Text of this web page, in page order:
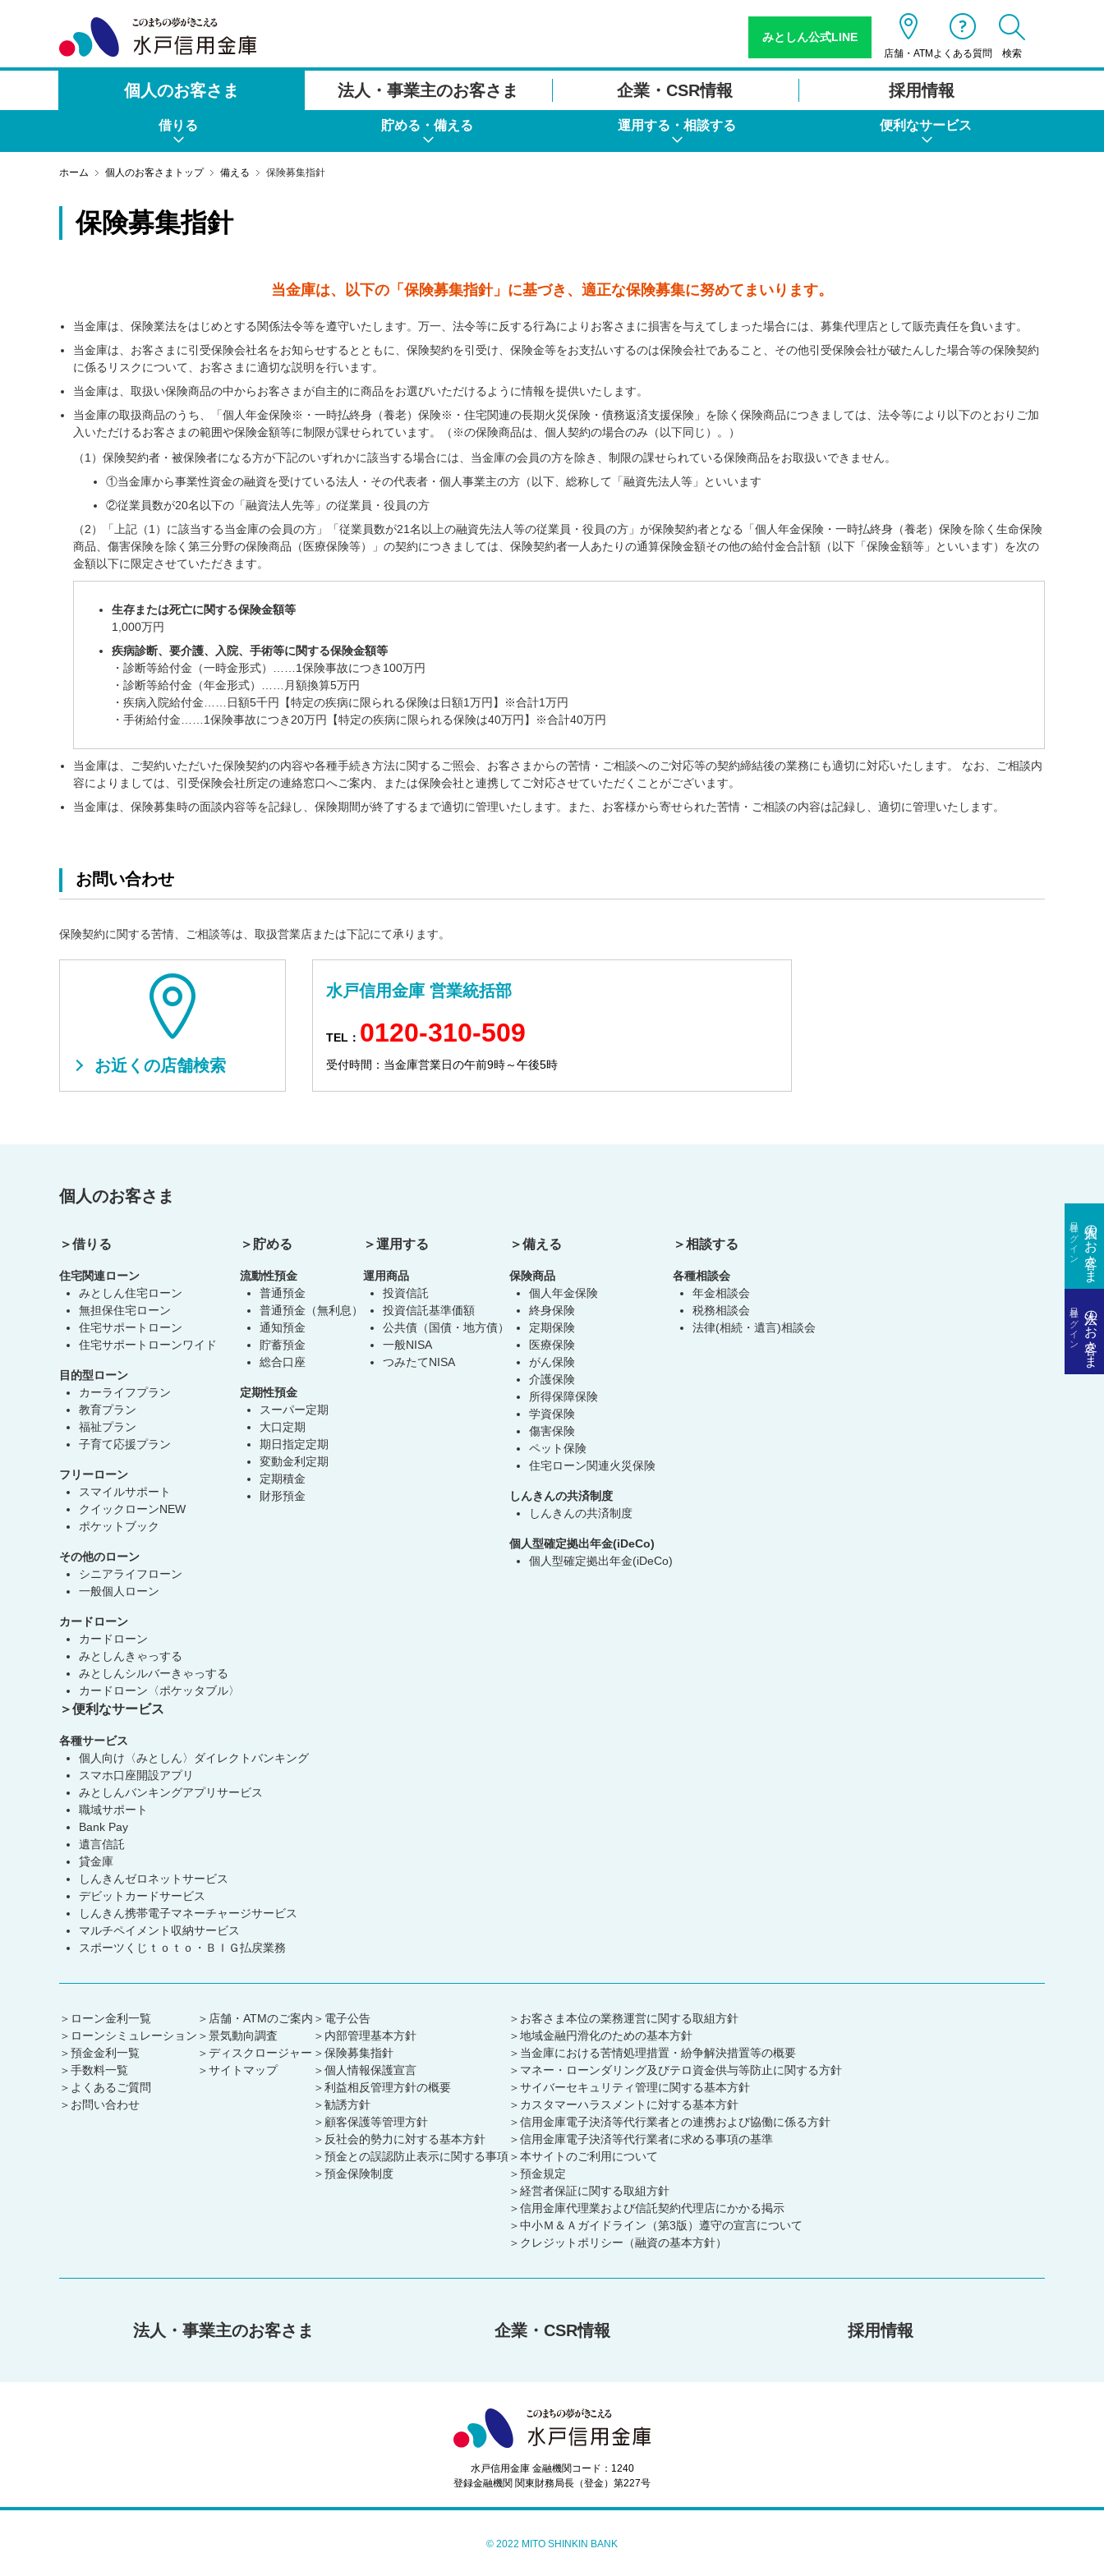
みとしん公式LINE
店舗・ATM よくある質問 検索
個人のお客さま
借りる 貯める・備える 運用する・相談する 便利なサービス
法人・事業主のお客さま 企業・CSR情報 採用情報
ホーム 個人のお客さまトップ 備える 保険募集指針
保険募集指針
当金庫は、以下の「保険募集指針」に基づき、適正な保険募集に努めてまいります。
当金庫は、保険業法をはじめとする関係法令等を遵守いたします。万一、法令等に反する行為によりお客さまに損害を与えてしまった場合には、募集代理店として販売責任を負います。
当金庫は、お客さまに引受保険会社名をお知らせするとともに、保険契約を引受け、保険金等をお支払いするのは保険会社であること、その他引受保険会社が破たんした場合等の保険契約
に係るリスクについて、お客さまに適切な説明を行います。
当金庫は、取扱い保険商品の中からお客さまが自主的に商品をお選びいただけるように情報を提供いたします。
当金庫の取扱商品のうち、「個人年金保険※・一時払終身（養老）保険※・住宅関連の長期火災保険・債務返済支援保険」を除く保険商品につきましては、法令等により以下のとおりご加
入いただけるお客さまの範囲や保険金額等に制限が課せられています。（※の保険商品は、個人契約の場合のみ（以下同じ）。）
（1）保険契約者・被保険者になる方が下記のいずれかに該当する場合には、当金庫の会員の方を除き、制限の課せられている保険商品をお取扱いできません。
①当金庫から事業性資金の融資を受けている法人・その代表者・個人事業主の方（以下、総称して「融資先法人等」といいます
②従業員数が20名以下の「融資法人先等」の従業員・役員の方
（2）「上記（1）に該当する当金庫の会員の方」「従業員数が21名以上の融資先法人等の従業員・役員の方」が保険契約者となる「個人年金保険・一時払終身（養老）保険を除く生命保険
商品、傷害保険を除く第三分野の保険商品（医療保険等）」の契約につきましては、保険契約者一人あたりの通算保険金額その他の給付金合計額（以下「保険金額等」といいます）を次の
金額以下に限定させていただきます。
生存または死亡に関する保険金額等
1,000万円
疾病診断、要介護、入院、手術等に関する保険金額等
・診断等給付金（一時金形式）……1保険事故につき100万円
・診断等給付金（年金形式）……月額換算5万円
・疾病入院給付金……日額5千円【特定の疾病に限られる保険は日額1万円】※合計1万円
・手術給付金……1保険事故につき20万円【特定の疾病に限られる保険は40万円】※合計40万円
当金庫は、ご契約いただいた保険契約の内容や各種手続き方法に関するご照会、お客さまからの苦情・ご相談へのご対応等の契約締結後の業務にも適切に対応いたします。 なお、ご相談内
容によりましては、引受保険会社所定の連絡窓口へご案内、または保険会社と連携してご対応させていただくことがございます。
当金庫は、保険募集時の面談内容等を記録し、保険期間が終了するまで適切に管理いたします。また、お客様から寄せられた苦情・ご相談の内容は記録し、適切に管理いたします。
お問い合わせ
保険契約に関する苦情、ご相談等は、取扱営業店または下記にて承ります。
お近くの店舗検索
水戸信用金庫 営業統括部
TEL： 0120-310-509
受付時間：当金庫営業日の午前9時～午後5時
個人のお客さま
借りる
住宅関連ローン
みとしん住宅ローン
無担保住宅ローン
住宅サポートローン
住宅サポートローンワイド
目的型ローン
カーライフプラン
教育プラン
福祉プラン
子育て応援プラン
フリーローン
スマイルサポート
クイックローンNEW
ポケットブック
その他のローン
シニアライフローン
一般個人ローン
カードローン
カードローン
みとしんきゃっする
みとしんシルバーきゃっする
カードローン〈ポケッタブル〉
貯める
流動性預金
普通預金
普通預金（無利息）
通知預金
貯蓄預金
総合口座
定期性預金
スーパー定期
大口定期
期日指定定期
変動金利定期
定期積金
財形預金
運用する
運用商品
投資信託
投資信託基準価額
公共債（国債・地方債）
一般NISA
つみたてNISA
備える
保険商品
個人年金保険
終身保険
定期保険
医療保険
がん保険
介護保険
所得保障保険
学資保険
傷害保険
ペット保険
住宅ローン関連火災保険
しんきんの共済制度
しんきんの共済制度
個人型確定拠出年金(iDeCo)
個人型確定拠出年金(iDeCo)
相談する
各種相談会
年金相談会
税務相談会
法律(相続・遺言)相談会
便利なサービス
各種サービス
個人向け〈みとしん〉ダイレクトバンキング
スマホ口座開設アプリ
みとしんバンキングアプリサービス
職域サポート
Bank Pay
遺言信託
貸金庫
しんきんゼロネットサービス
デビットカードサービス
しんきん携帯電子マネーチャージサービス
マルチペイメント収納サービス
スポーツくじｔｏｔｏ・ＢＩＧ払戻業務
ローン金利一覧
ローンシミュレーション
預金金利一覧
手数料一覧
よくあるご質問
お問い合わせ
店舗・ATMのご案内
景気動向調査
ディスクロージャー
サイトマップ
電子公告
内部管理基本方針
保険募集指針
個人情報保護宣言
利益相反管理方針の概要
勧誘方針
顧客保護等管理方針
反社会的勢力に対する基本方針
預金との誤認防止表示に関する事項
預金保険制度
お客さま本位の業務運営に関する取組方針
地域金融円滑化のための基本方針
当金庫における苦情処理措置・紛争解決措置等の概要
マネー・ローンダリング及びテロ資金供与等防止に関する方針
サイバーセキュリティ管理に関する基本方針
カスタマーハラスメントに対する基本方針
信用金庫電子決済等代行業者との連携および協働に係る方針
信用金庫電子決済等代行業者に求める事項の基準
本サイトのご利用について
預金規定
経営者保証に関する取組方針
信用金庫代理業および信託契約代理店にかかる掲示
中小Ｍ＆Ａガイドライン（第3版）遵守の宣言について
クレジットポリシー（融資の基本方針）
法人・事業主のお客さま 企業・CSR情報 採用情報
水戸信用金庫 金融機関コード：1240
登録金融機関 関東財務局長（登金）第227号
© 2022 MITO SHINKIN BANK
各種ログイン個人のお客さま
各種ログイン法人のお客さま